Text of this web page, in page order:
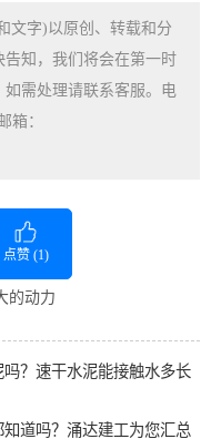
文字)以原创、转载和分
知，我们将会在第一时
需处理请联系客服。电
箱：
点赞 (1)
的动力
？速干水泥能接触水多长
道吗？涌达建工为您汇总